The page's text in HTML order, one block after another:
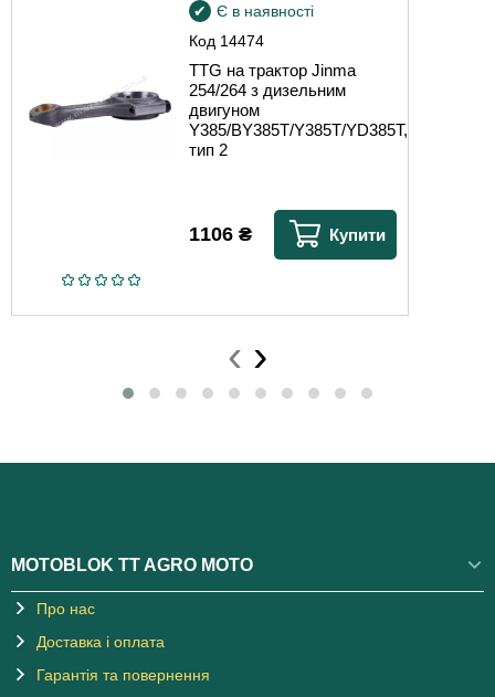
Код 14474
Є в наявності
TTG на трактор Jinma
254/264 з дизельним
двигуном
Y385/BY385T/Y385T/YD385T,
тип 2
1106 ₴ Купити
‹ ›
MOTOBLOK TT AGRO MOTO
Про нас
Доставка і оплата
Гарантія та повернення